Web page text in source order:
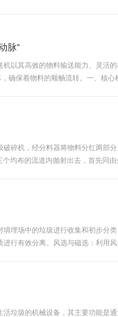
脉”
以其高效的物料输送能力、灵活
确保着物料的顺畅流转。一、核
碎机，经分料器将物料分红两部
均布的流道内抛射出去，首先同
埋场中的垃圾进行收集和初步分
行有效分离。风选与磁选：利用
垃圾的机械设备，其主要功能是